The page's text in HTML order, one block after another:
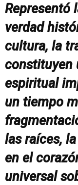
Representó
verdad
cultura, la
constituyen
espiritual
un tiempo
las raíces,
en el
universal